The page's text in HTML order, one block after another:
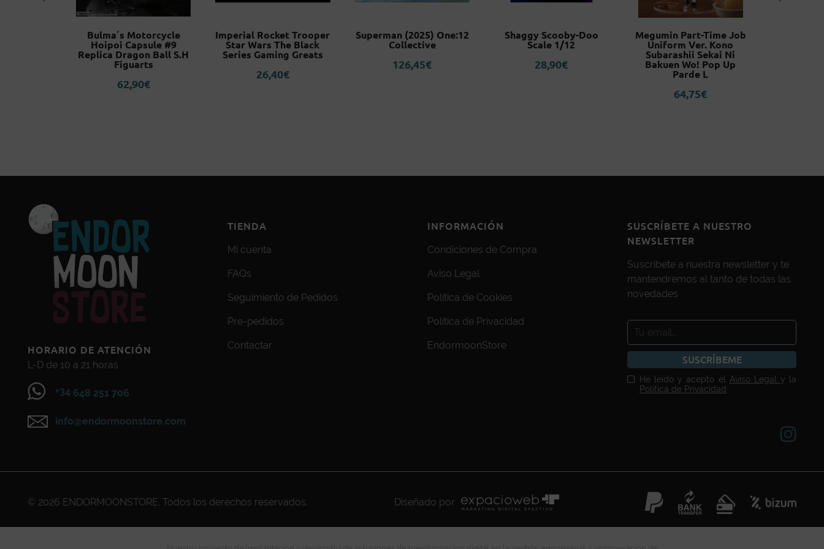
Bulma´s Motorcycle
Hoipoi Capsule #9
Replica Dragon Ball S.H
Figuarts
62,90€
Imperial Rocket Trooper
Star Wars The Black
Series Gaming Greats
26,40€
Superman (2025) One:12
Collective
126,45€
Shaggy Scooby-Doo
Scale 1/12
28,90€
Megumin Part-Time Job
Uniform Ver. Kono
Subarashii Sekai Ni
Bakuen Wo! Pop Up
Parde L
64,75€
HORARIO DE ATENCIÓN
L-D de 10 a 21 horas
+34 648 251 706
info@endormoonstore.com
TIENDA
Mi cuenta
FAQs
Seguimiento de Pedidos
Pre-pedidos
Contactar
INFORMACIÓN
Condiciones de Compra
Aviso Legal
Política de Cookies
Política de Privacidad
EndormoonStore
SUSCRÍBETE A NUESTRO
NEWSLETTER
Suscríbete a nuestra newsletter y te
mantendremos al tanto de todas las
novedades
SUSCRÍBEME
He leído y acepto el Aviso Legal y la
Política de Privacidad
© 2026 ENDORMOONSTORE. Todos los derechos reservados. Diseñado por